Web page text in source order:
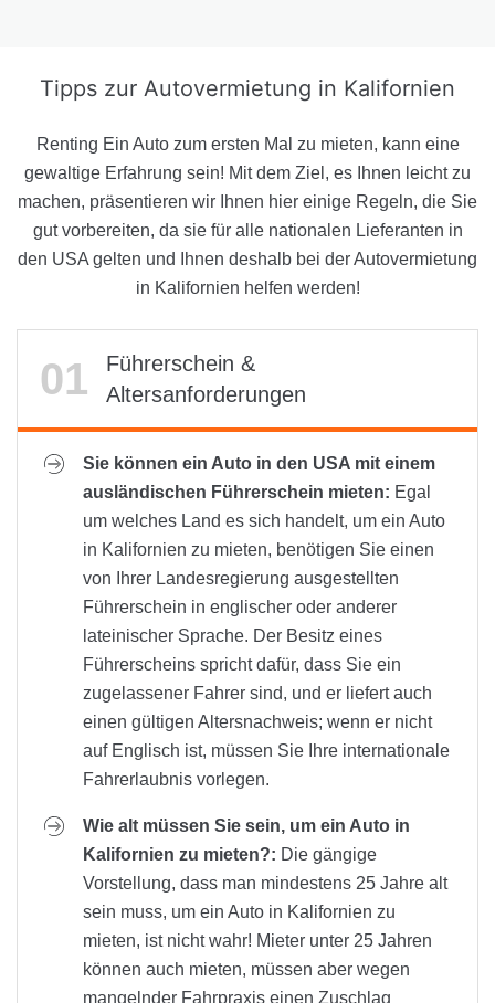
Tipps zur Autovermietung in Kalifornien
Renting Ein Auto zum ersten Mal zu mieten, kann eine
gewaltige Erfahrung sein! Mit dem Ziel, es Ihnen leicht zu
machen, präsentieren wir Ihnen hier einige Regeln, die Sie
gut vorbereiten, da sie für alle nationalen Lieferanten in
den USA gelten und Ihnen deshalb bei der Autovermietung
in Kalifornien helfen werden!
Führerschein &
Altersanforderungen
Sie können ein Auto in den USA mit einem
ausländischen Führerschein mieten: Egal
um welches Land es sich handelt, um ein Auto
in Kalifornien zu mieten, benötigen Sie einen
von Ihrer Landesregierung ausgestellten
Führerschein in englischer oder anderer
lateinischer Sprache. Der Besitz eines
Führerscheins spricht dafür, dass Sie ein
zugelassener Fahrer sind, und er liefert auch
einen gültigen Altersnachweis; wenn er nicht
auf Englisch ist, müssen Sie Ihre internationale
Fahrerlaubnis vorlegen.
Wie alt müssen Sie sein, um ein Auto in
Kalifornien zu mieten?: Die gängige
Vorstellung, dass man mindestens 25 Jahre alt
sein muss, um ein Auto in Kalifornien zu
mieten, ist nicht wahr! Mieter unter 25 Jahren
können auch mieten, müssen aber wegen
mangelnder Fahrpraxis einen Zuschlag